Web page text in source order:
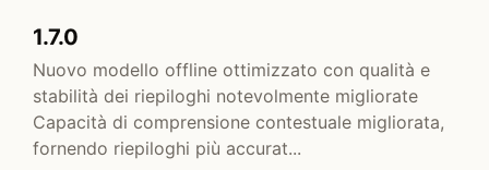
1.7.0
Nuovo modello offline ottimizzato con qualità e
stabilità dei riepiloghi notevolmente migliorate
Capacità di comprensione contestuale migliorata,
fornendo riepiloghi più accurat...